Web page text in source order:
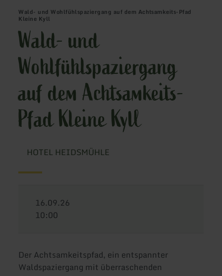
Wald- und Wohlfühlspaziergang auf dem Achtsamkeits-Pfad
Kleine Kyll
Wald- und
Wohlfühlspaziergang
auf dem Achtsamkeits-
Pfad Kleine Kyll
HOTEL HEIDSMÜHLE
16.09.26
10:00
Der Achtsamkeitspfad, ein entspannter
Waldspaziergang mit überraschenden